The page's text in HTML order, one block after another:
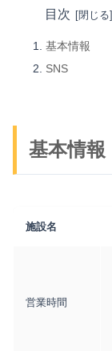
目次
基本情報
SNS
基本情報
施設名
営業時間